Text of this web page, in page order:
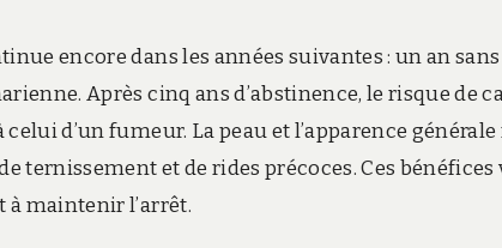
encore dans les années suivantes : un an
Après cinq ans d’abstinence, le risque de
d’un fumeur. La peau et l’apparence
ternissement et de rides précoces. Ces
à maintenir l’arrêt.